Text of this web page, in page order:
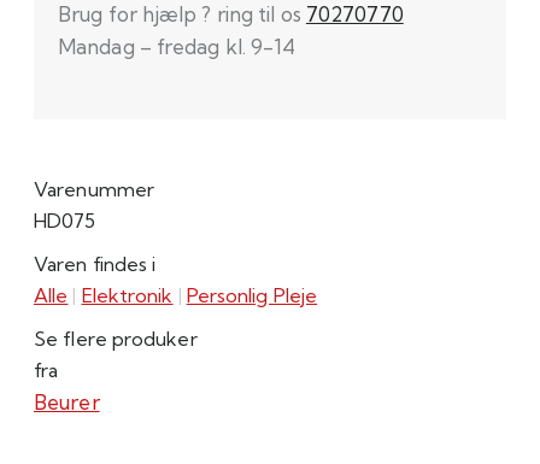
Brug for hjælp ? ring til os 70270770
Mandag – fredag kl. 9-14
Varenummer
HD075
Varen findes i
Alle | Elektronik | Personlig Pleje
Se flere produker
fra
Beurer